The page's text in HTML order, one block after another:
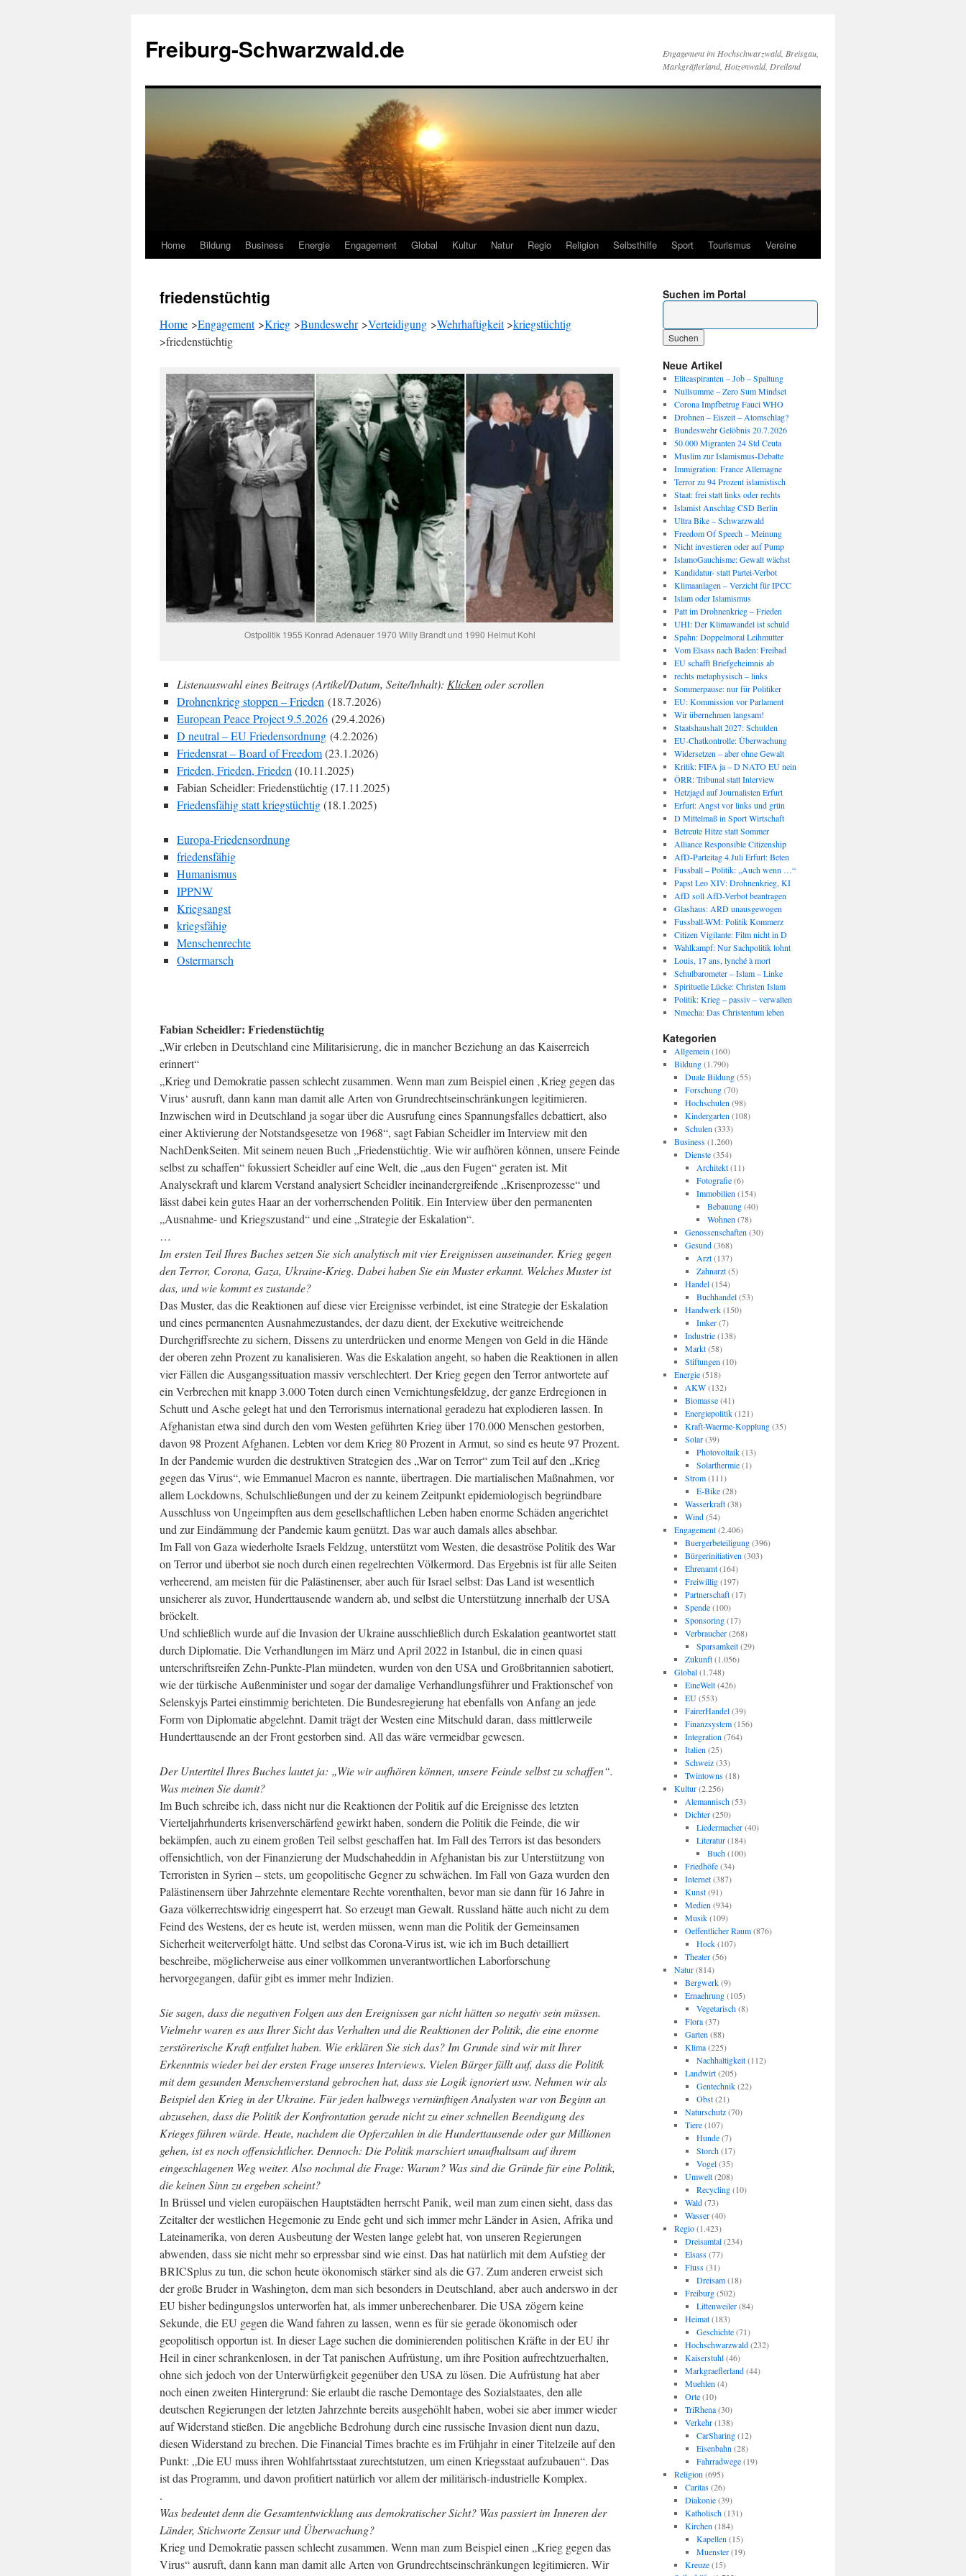
springen
Freiburg-Schwarzwald.de
Engagement im Hochschwarzwald, Breisgau,
Markgräflerland, Hotzenwald, Dreiland
Home Bildung Business Energie Engagement Global Kultur Natur Regio Religion Selbsthilfe Sport Tourismus Vereine
friedenstüchtig
Home >Engagement>Krieg >Bundeswehr>Verteidigung >Wehrhaftigkeit>kriegstüchtig
>friedenstüchtig
Ostpolitik 1955 Konrad Adenauer 1970 Willy Brandt und 1990 Helmut Kohl
Listenauswahl eines Beitrags (Artikel/Datum, Seite/Inhalt): Klickenoder scrollen
Drohnenkrieg stoppen – Frieden (18.7.2026)
European Peace Project 9.5.2026 (29.4.2026)
D neutral – EU Friedensordnung (4.2.2026)
Friedensrat – Board of Freedom(23.1.2026)
Frieden, Frieden, Frieden (10.11.2025)
Fabian Scheidler: Friedenstüchtig (17.11.2025)
Friedensfähig statt kriegstüchtig(18.1.2025)
Europa-Friedensordnung
friedensfähig
Humanismus
IPPNW
Kriegsangst
kriegsfähig
Menschenrechte
Ostermarsch
Fabian Scheidler: Friedenstüchtig
„Wir erleben in Deutschland eine Militarisierung, die in mancher Beziehung an das Kaiserreich
erinnert“
„Krieg und Demokratie passen schlecht zusammen. Wenn man zum Beispiel einen ‚Krieg gegen das
Virus‘ ausruft, dann kann man damit alle Arten von Grundrechtseinschränkungen legitimieren.
Inzwischen wird in Deutschland ja sogar über die Ausrufung eines Spannungsfalles debattiert, also
einer Aktivierung der Notstandsgesetze von 1968“, sagt Fabian Scheidler im Interview mit den
NachDenkSeiten. Mit seinem neuen Buch „Friedenstüchtig. Wie wir aufhören können, unsere Feinde
selbst zu schaffen“ fokussiert Scheidler auf eine Welt, die „aus den Fugen“ geraten ist. Mit
Analysekraft und klarem Verstand analysiert Scheidler ineinandergreifende „Krisenprozesse“ und
lässt dabei kein gutes Haar an der vorherrschenden Politik. Ein Interview über den permanenten
„Ausnahme- und Kriegszustand“ und eine „Strategie der Eskalation“.
…
Im ersten Teil Ihres Buches setzen Sie sich analytisch mit vier Ereignissen auseinander. Krieg gegen
den Terror, Corona, Gaza, Ukraine-Krieg. Dabei haben Sie ein Muster erkannt. Welches Muster ist
das, und wie kommt es zustande?
Das Muster, das die Reaktionen auf diese vier Ereignisse verbindet, ist eine Strategie der Eskalation
und eines permanenten Ausnahmezustandes, der dazu dient, der Exekutive weitreichende
Durchgriffsrechte zu sichern, Dissens zu unterdrücken und enorme Mengen von Geld in die Hände
der oberen zehn Prozent zu kanalisieren. Was die Eskalation angeht, so haben die Reaktionen in allen
vier Fällen die Ausgangssituation massiv verschlechtert. Der Krieg gegen den Terror antwortete auf
ein Verbrechen mit knapp 3.000 Toten durch einen Vernichtungsfeldzug, der ganze Erdregionen in
Schutt und Asche gelegt hat und den Terrorismus international geradezu hat explodieren lassen. In
Afghanistan etwa sind durch den vom Westen geführten Krieg über 170.000 Menschen gestorben,
davon 98 Prozent Afghanen. Lebten vor dem Krieg 80 Prozent in Armut, so sind es heute 97 Prozent.
In der Pandemie wurden die destruktiven Strategien des „War on Terror“ zum Teil auf den „Krieg
gegen das Virus“, wie Emmanuel Macron es nannte, übertragen. Die martialischen Maßnahmen, vor
allem Lockdowns, Schulschließungen und der zu keinem Zeitpunkt epidemiologisch begründbare
Ausschluss von Ungeimpften aus dem gesellschaftlichen Leben haben enorme Schäden angerichtet
und zur Eindämmung der Pandemie kaum genützt. Das war auch damals alles absehbar.
Im Fall von Gaza wiederholte Israels Feldzug, unterstützt vom Westen, die desaströse Politik des War
on Terror und überbot sie noch durch einen regelrechten Völkermord. Das Ergebnis ist für alle Seiten
verheerend, am meisten für die Palästinenser, aber auch für Israel selbst: Das Land ist wesentlich
unsicherer als zuvor, Hunderttausende wandern ab, und selbst die Unterstützung innerhalb der USA
bröckelt.
Und schließlich wurde auf die Invasion der Ukraine ausschließlich durch Eskalation geantwortet statt
durch Diplomatie. Die Verhandlungen im März und April 2022 in Istanbul, die in einen quasi
unterschriftsreifen Zehn-Punkte-Plan mündeten, wurden von den USA und Großbritannien sabotiert,
wie der türkische Außenminister und sogar der damalige Verhandlungsführer und Fraktionschef von
Selenskyjs Partei einstimmig berichteten. Die Bundesregierung hat ebenfalls von Anfang an jede
Form von Diplomatie abgelehnt. Damit trägt der Westen eine Mitschuld daran, dass mittlerweile
Hunderttausende an der Front gestorben sind. All das wäre vermeidbar gewesen.
Der Untertitel Ihres Buches lautet ja: „Wie wir aufhören können, unsere Feinde selbst zu schaffen“.
Was meinen Sie damit?
Im Buch schreibe ich, dass nicht nur die Reaktionen der Politik auf die Ereignisse des letzten
Vierteljahrhunderts krisenverschärfend gewirkt haben, sondern die Politik die Feinde, die wir
bekämpfen, auch zu einem großen Teil selbst geschaffen hat. Im Fall des Terrors ist das besonders
offensichtlich, von der Finanzierung der Mudschaheddin in Afghanistan bis zur Unterstützung von
Terroristen in Syrien – stets, um geopolitische Gegner zu schwächen. Im Fall von Gaza wurden den
Palästinensern über Jahrzehnte elementare Rechte vorenthalten, bevor man sie dann für 16 Jahre in
Gaza völkerrechtswidrig eingesperrt hat. So erzeugt man Gewalt. Russland hätte auch nicht zu dem
Feind des Westens, der es heute ist, werden müssen, wenn man die Politik der Gemeinsamen
Sicherheit weiterverfolgt hätte. Und selbst das Corona-Virus ist, wie ich im Buch detailliert
beschreibe, möglicherweise aus einer vollkommen unverantwortlichen Laborforschung
hervorgegangen, dafür gibt es immer mehr Indizien.
Sie sagen, dass die negativen Folgen aus den Ereignissen gar nicht hätten so negativ sein müssen.
Vielmehr waren es aus Ihrer Sicht das Verhalten und die Reaktionen der Politik, die eine enorme
zerstörerische Kraft entfaltet haben. Wie erklären Sie sich das? Im Grunde sind wir mit Ihrer
Erkenntnis wieder bei der ersten Frage unseres Interviews. Vielen Bürger fällt auf, dass die Politik
mit dem gesunden Menschenverstand gebrochen hat, dass sie Logik ignoriert usw. Nehmen wir als
Beispiel den Krieg in der Ukraine. Für jeden halbwegs vernünftigen Analysten war von Beginn an
abzusehen, dass die Politik der Konfrontation gerade nicht zu einer schnellen Beendigung des
Krieges führen würde. Heute, nachdem die Opferzahlen in die Hunderttausende oder gar Millionen
gehen, ist es noch offensichtlicher. Dennoch: Die Politik marschiert unaufhaltsam auf ihrem
eingeschlagenen Weg weiter. Also nochmal die Frage: Warum? Was sind die Gründe für eine Politik,
die keinen Sinn zu ergeben scheint?
In Brüssel und vielen europäischen Hauptstädten herrscht Panik, weil man zum einen sieht, dass das
Zeitalter der westlichen Hegemonie zu Ende geht und sich immer mehr Länder in Asien, Afrika und
Lateinamerika, von deren Ausbeutung der Westen lange gelebt hat, von unseren Regierungen
abwenden, dass sie nicht mehr so erpressbar sind wie einst. Das hat natürlich mit dem Aufstieg der
BRICSplus zu tun, die schon heute ökonomisch stärker sind als die G7. Zum anderen erweist sich
der große Bruder in Washington, dem man sich besonders in Deutschland, aber auch anderswo in der
EU bisher bedingungslos unterworfen hat, als immer unberechenbarer. Die USA zögern keine
Sekunde, die EU gegen die Wand fahren zu lassen, wenn es für sie gerade ökonomisch oder
geopolitisch opportun ist. In dieser Lage suchen die dominierenden politischen Kräfte in der EU ihr
Heil in einer schrankenlosen, in der Tat panischen Aufrüstung, um ihre Position aufrechtzuerhalten,
ohne sich jedoch von der Unterwürfigkeit gegenüber den USA zu lösen. Die Aufrüstung hat aber
noch einen zweiten Hintergrund: Sie erlaubt die rasche Demontage des Sozialstaates, den alle
deutschen Regierungen der letzten Jahrzehnte bereits ausgehöhlt haben, wobei sie aber immer wieder
auf Widerstand stießen. Die angebliche Bedrohung durch eine russische Invasion dient nun dazu,
diesen Widerstand zu brechen. Die Financial Times brachte es im Frühjahr in einer Titelzeile auf den
Punkt: „Die EU muss ihren Wohlfahrtsstaat zurechtstutzen, um einen Kriegsstaat aufzubauen“. Das
ist das Programm, und davon profitiert natürlich vor allem der militärisch-industrielle Komplex.
.
Was bedeutet denn die Gesamtentwicklung aus demokratischer Sicht? Was passiert im Inneren der
Länder, Stichworte Zensur und Überwachung?
Krieg und Demokratie passen schlecht zusammen. Wenn man zum Beispiel einen „Krieg gegen das
Virus“ ausruft, dann kann man damit alle Arten von Grundrechtseinschränkungen legitimieren. Wir
Suchen im Portal
Neue Artikel
Eliteaspiranten – Job – Spaltung
Nullsumme – Zero Sum Mindset
Corona Impfbetrug Fauci WHO
Drohnen – Eiszeit – Atomschlag?
Bundeswehr Gelöbnis 20.7.2026
50.000 Migranten 24 Std Ceuta
Muslim zur Islamismus-Debatte
Immigration: France Allemagne
Terror zu 94 Prozent islamistisch
Staat: frei statt links oder rechts
Islamist Anschlag CSD Berlin
Ultra Bike – Schwarzwald
Freedom Of Speech – Meinung
Nicht investieren oder auf Pump
IslamoGauchisme: Gewalt wächst
Kandidatur- statt Partei-Verbot
Klimaanlagen – Verzicht für IPCC
Islam oder Islamismus
Patt im Drohnenkrieg – Frieden
UHI: Der Klimawandel ist schuld
Spahn: Doppelmoral Leihmutter
Vom Elsass nach Baden: Freibad
EU schafft Briefgeheimnis ab
rechts metaphysisch – links
Sommerpause: nur für Politiker
EU: Kommission vor Parlament
Wir übernehmen langsam!
Staatshaushalt 2027: Schulden
EU-Chatkontrolle: Überwachung
Widersetzen – aber ohne Gewalt
Kritik: FIFA ja – D NATO EU nein
ÖRR: Tribunal statt Interview
Hetzjagd auf Journalisten Erfurt
Erfurt: Angst vor links und grün
D Mittelmaß in Sport Wirtschaft
Betreute Hitze statt Sommer
Alliance Responsible Citizenship
AfD-Parteitag 4.Juli Erfurt: Beten
Fussball – Politik: „Auch wenn …“
Papst Leo XIV: Drohnenkrieg, KI
AfD soll AfD-Verbot beantragen
Glashaus: ARD unausgewogen
Fussball-WM: Politik Kommerz
Citizen Vigilante: Film nicht in D
Wahlkampf: Nur Sachpolitik lohnt
Louis, 17 ans, lynché à mort
Schulbarometer – Islam – Linke
Spirituelle Lücke: Christen Islam
Politik: Krieg – passiv – verwalten
Nmecha: Das Christentum leben
Kategorien
Allgemein (160)
Bildung(1.790)
Duale Bildung(55)
Forschung(70)
Hochschulen (98)
Kindergarten (108)
Schulen (333)
Business(1.260)
Dienste(354)
Architekt(11)
Fotografie(6)
Immobilien (154)
Bebauung(40)
Wohnen (78)
Genossenschaften (30)
Gesund(368)
Arzt(137)
Zahnarzt(5)
Handel(154)
Buchhandel(53)
Handwerk(150)
Imker(7)
Industrie(138)
Markt(58)
Stiftungen (10)
Energie(518)
AKW(132)
Biomasse(41)
Energiepolitik(121)
Kraft-Waerme-Kopplung(35)
Solar(39)
Photovoltaik(13)
Solarthermie(1)
Strom(111)
E-Bike(28)
Wasserkraft(38)
Wind(54)
Engagement(2.406)
Buergerbeteiligung(396)
Bürgerinitiativen (303)
Ehrenamt(164)
Freiwillig(197)
Partnerschaft(17)
Spende(100)
Sponsoring(17)
Verbraucher(268)
Sparsamkeit(29)
Zukunft(1.056)
Global(1.748)
EineWelt(426)
EU(553)
FairerHandel(39)
Finanzsystem(156)
Integration (764)
Italien (25)
Schweiz(33)
Twintowns(18)
Kultur(2.256)
Alemannisch(53)
Dichter(250)
Liedermacher(40)
Literatur(184)
Buch(100)
Friedhöfe(34)
Internet(387)
Kunst(91)
Medien (934)
Musik(109)
Oeffentlicher Raum(876)
Hock(107)
Theater(56)
Natur(814)
Bergwerk(9)
Ernaehrung(105)
Vegetarisch(8)
Flora(37)
Garten (88)
Klima(225)
Nachhaltigkeit(112)
Landwirt(205)
Gentechnik(22)
Obst(21)
Naturschutz(70)
Tiere(107)
Hunde(7)
Storch(17)
Vogel(35)
Umwelt(208)
Recycling(10)
Wald(73)
Wasser(40)
Regio(1.423)
Dreisamtal(234)
Elsass(77)
Fluss(31)
Dreisam(18)
Freiburg(502)
Littenweiler(84)
Heimat(183)
Geschichte(71)
Hochschwarzwald(232)
Kaiserstuhl(46)
Markgraeflerland(44)
Muehlen (4)
Orte(10)
TriRhena(30)
Verkehr(138)
CarSharing(12)
Eisenbahn (28)
Fahrradwege(19)
Religion (695)
Caritas(26)
Diakonie(39)
Katholisch(131)
Kirchen (184)
Kapellen (15)
Muenster(19)
Kreuze(15)